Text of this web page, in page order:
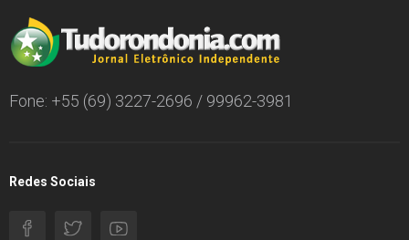
Fone: +55 (69) 3227-2696 / 99962-3981
Redes Sociais